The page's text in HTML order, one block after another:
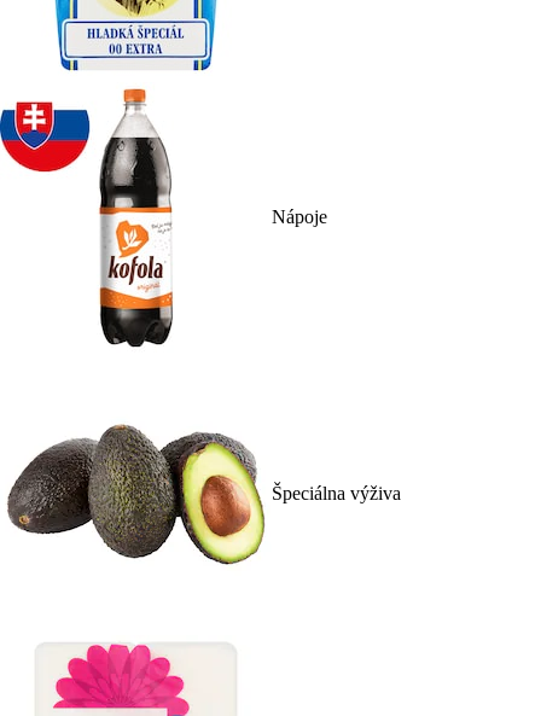
Nápoje
Špeciálna výživa